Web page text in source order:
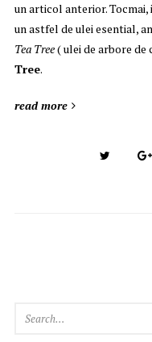
un articol anterior. Tocmai,
un astfel de ulei esential,
Tea Tree( ulei de arbore de
Tree.
read more